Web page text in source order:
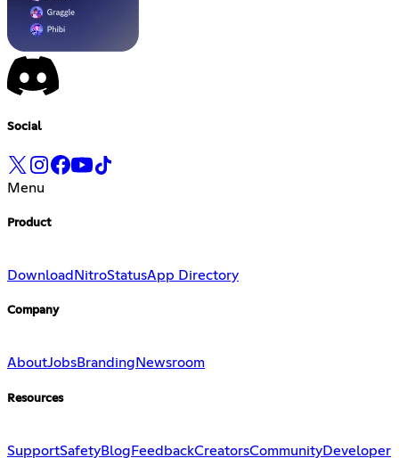
Social
Menu
Product
Download NitroStatusApp Directory
Company
AboutJobsBranding Newsroom
Resources
SupportSafetyBlog FeedbackCreatorsCommunityDeveloper